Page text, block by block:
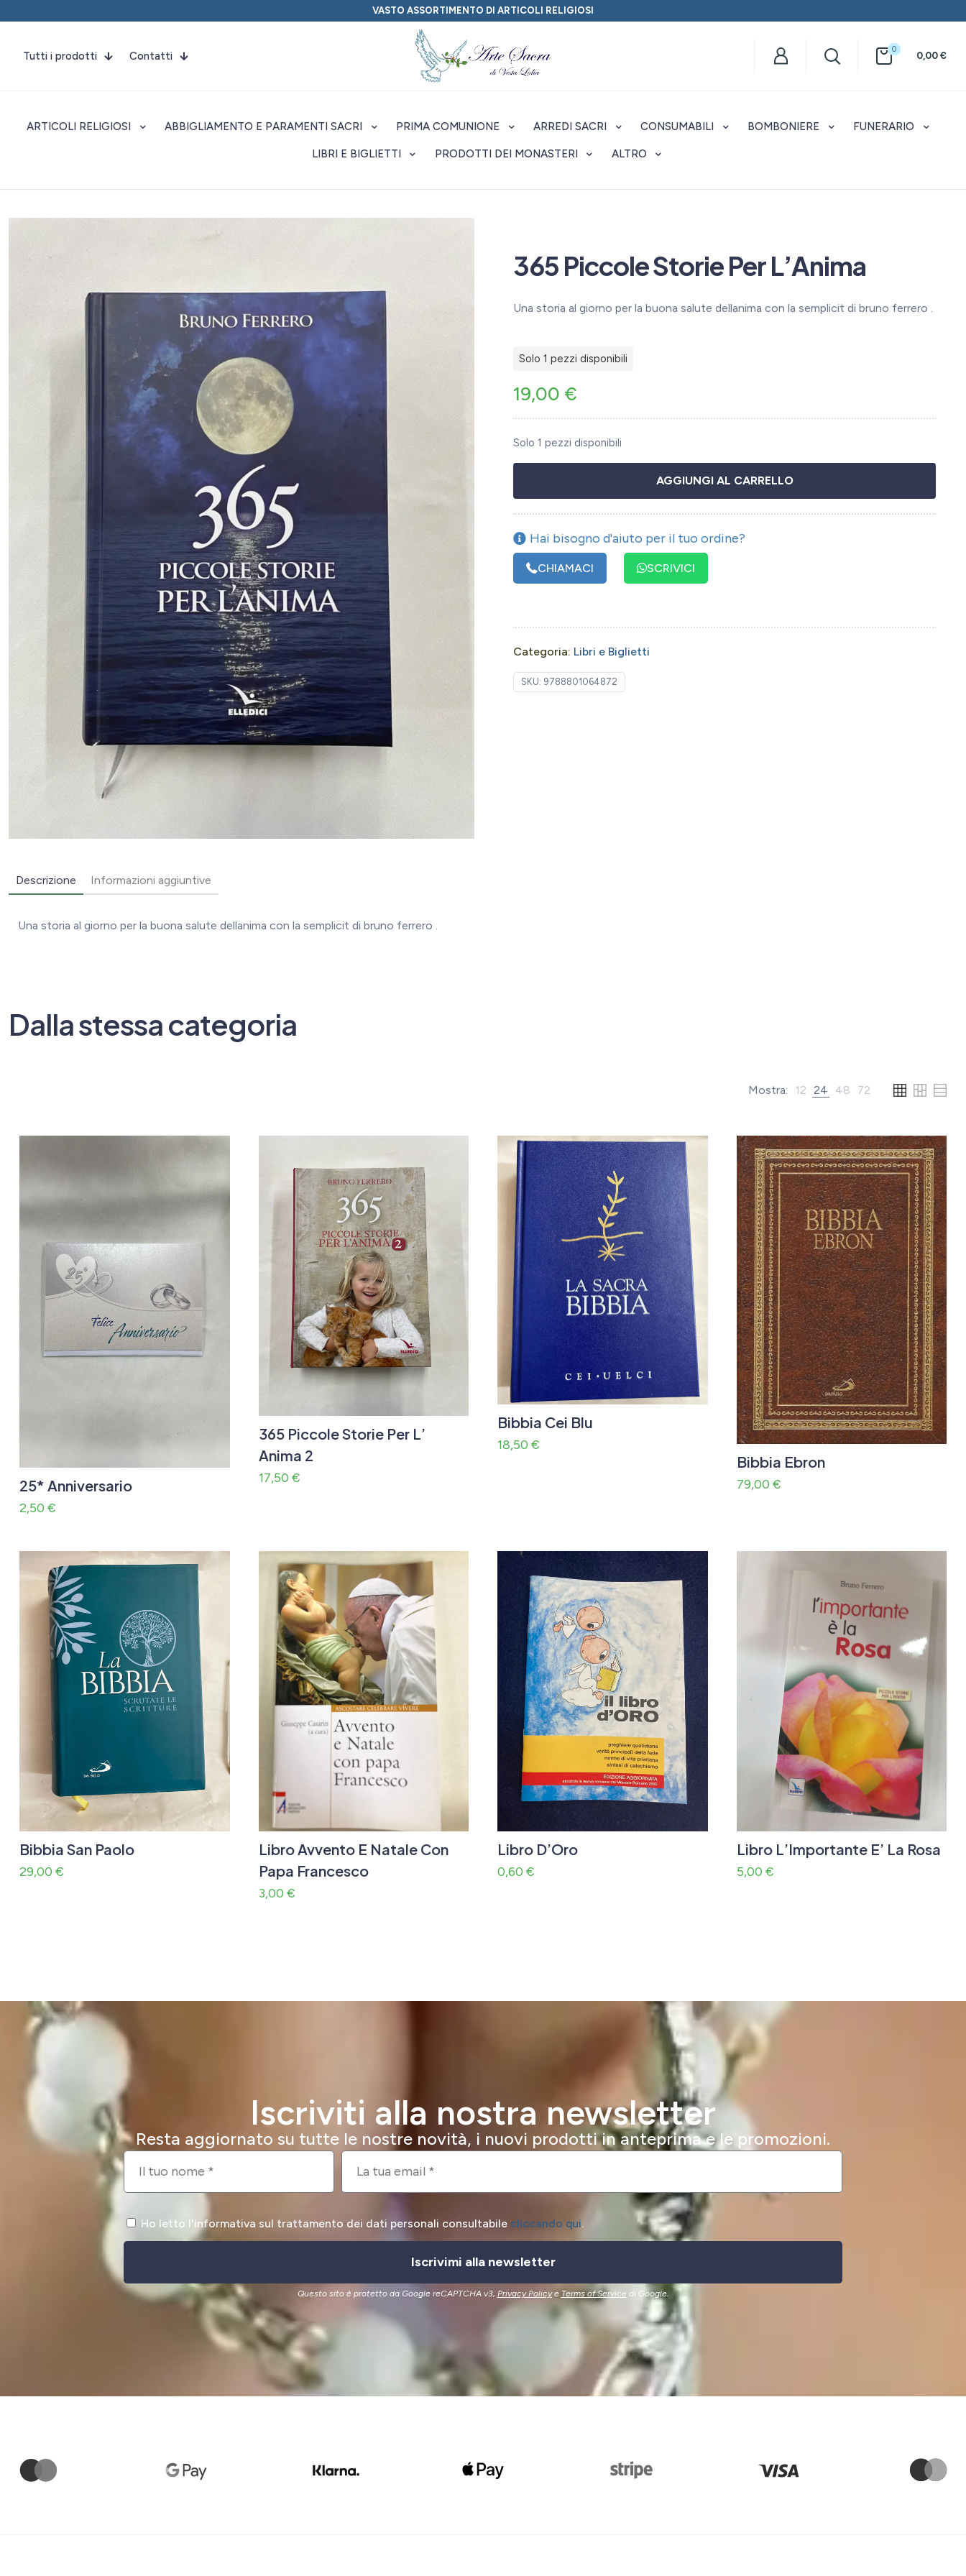
VASTO ASSORTIMENTO DI ARTICOLI RELIGIOSI
Tutti i prodotti Contatti
0
0,00€
ARTICOLI RELIGIOSI ABBIGLIAMENTO E PARAMENTI SACRI PRIMA COMUNIONE ARREDI SACRI CONSUMABILI BOMBONIERE FUNERARIO
LIBRI E BIGLIETTI PRODOTTI DEI MONASTERI ALTRO
365 Piccole Storie Per L’Anima
Una storia al giorno per la buona salute dellanima con la semplicit di bruno ferrero .
Solo 1 pezzi disponibili
19,00 €
Solo 1 pezzi disponibili
AGGIUNGI AL CARRELLO
Hai bisogno d'aiuto per il tuo ordine?
CHIAMACI SCRIVICI
Categoria: Libri e Biglietti
SKU: 9788801064872
Descrizione Informazioni aggiuntive
Una storia al giorno per la buona salute dellanima con la semplicit di bruno ferrero .
Dalla stessa categoria
Mostra: 12 24 48 72
25* Anniversario
2,50 €
365 Piccole Storie Per L’
Anima 2
17,50 €
Bibbia Cei Blu
18,50 €
Bibbia Ebron
79,00 €
Bibbia San Paolo
29,00 €
Libro Avvento E Natale Con
Papa Francesco
3,00 €
Libro D’Oro
0,60 €
Libro L’Importante E’ La Rosa
5,00 €
Iscriviti alla nostra newsletter
Resta aggiornato su tutte le nostre novità, i nuovi prodotti in anteprima e le promozioni.
Ho letto l'informativa sul trattamento dei dati personali consultabile cliccando qui.
Iscrivimi alla newsletter
Questo sito è protetto da Google reCAPTCHA v3, Privacy Policye Terms of Service di Google.